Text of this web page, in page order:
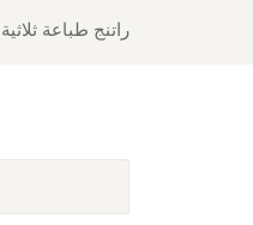
راتنج طباعة